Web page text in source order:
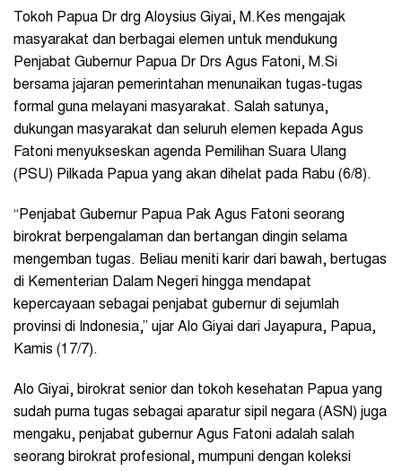
Tokoh Papua Dr drg Aloysius Giyai, M.Kes mengajak
masyarakat dan berbagai elemen untuk mendukung
Penjabat Gubernur Papua Dr Drs Agus Fatoni, M.Si
bersama jajaran pemerintahan menunaikan tugas-tugas
formal guna melayani masyarakat. Salah satunya,
dukungan masyarakat dan seluruh elemen kepada Agus
Fatoni menyukseskan agenda Pemilihan Suara Ulang
(PSU) Pilkada Papua yang akan dihelat pada Rabu (6/8).
“Penjabat Gubernur Papua Pak Agus Fatoni seorang
birokrat berpengalaman dan bertangan dingin selama
mengemban tugas. Beliau meniti karir dari bawah, bertugas
di Kementerian Dalam Negeri hingga mendapat
kepercayaan sebagai penjabat gubernur di sejumlah
provinsi di Indonesia,” ujar Alo Giyai dari Jayapura, Papua,
Kamis (17/7).
Alo Giyai, birokrat senior dan tokoh kesehatan Papua yang
sudah purna tugas sebagai aparatur sipil negara (ASN) juga
mengaku, penjabat gubernur Agus Fatoni adalah salah
seorang birokrat profesional, mumpuni dengan koleksi